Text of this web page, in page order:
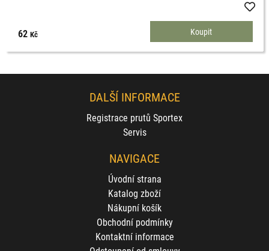
62Kč
DALŠÍ INFORMACE
Registrace prutů Sportex
Servis
NAVIGACE
Úvodní strana
Katalog zboží
Nákupní košík
Obchodní podmínky
Kontaktní informace